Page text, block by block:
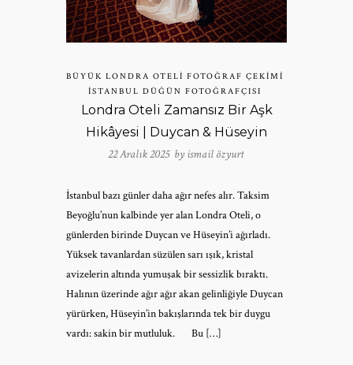
BÜYÜK LONDRA OTELI FOTOĞRAF ÇEKIMI
İSTANBUL DÜĞÜN FOTOĞRAFÇISI
Londra Oteli Zamansız Bir Aşk
Hikâyesi | Duycan & Hüseyin
22 Aralık 2025 by ismail özyurt
İstanbul bazı günler daha ağır nefes alır. Taksim
Beyoğlu’nun kalbinde yer alan Londra Oteli, o
günlerden birinde Duycan ve Hüseyin’i ağırladı.
Yüksek tavanlardan süzülen sarı ışık, kristal
avizelerin altında yumuşak bir sessizlik bıraktı.
Halının üzerinde ağır ağır akan gelinliğiyle Duycan
yürürken, Hüseyin’in bakışlarında tek bir duygu
vardı: sakin bir mutluluk. Bu […]